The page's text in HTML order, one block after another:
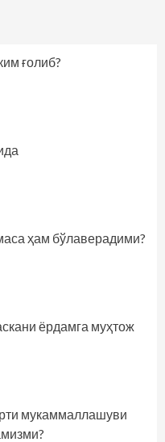
ғолиб?
ҳам бўлаверадими?
ёрдамга муҳтож
мукаммаллашуви